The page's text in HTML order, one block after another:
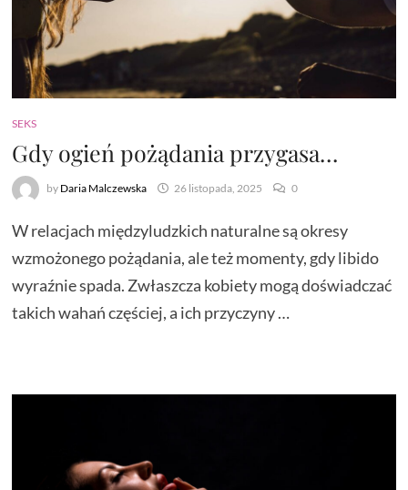
SEKS
Gdy ogień pożądania przygasa…
by Daria Malczewska 26 listopada, 2025 0
W relacjach międzyludzkich naturalne są okresy
wzmożonego pożądania, ale też momenty, gdy libido
wyraźnie spada. Zwłaszcza kobiety mogą doświadczać
takich wahań częściej, a ich przyczyny …